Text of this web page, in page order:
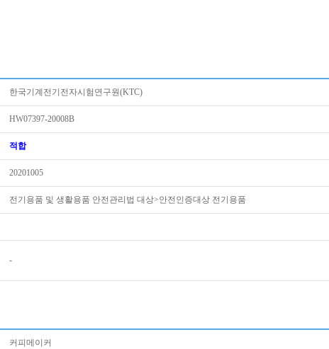
한국기계전기전자시험연구원(KTC)
HW07397-20008B
적합
20201005
전기용품 및 생활용품 안전관리법 대상>안전인증대상 전기용품
-
커피메이커